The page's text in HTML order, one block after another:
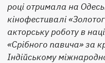
році отримала на
кінофестивалі
акторську роботу в
«Срібного павича» за
Індійському